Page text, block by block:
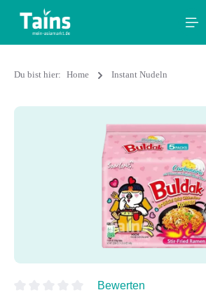
Du bist hier: Home Instant Nudeln
Bewerten